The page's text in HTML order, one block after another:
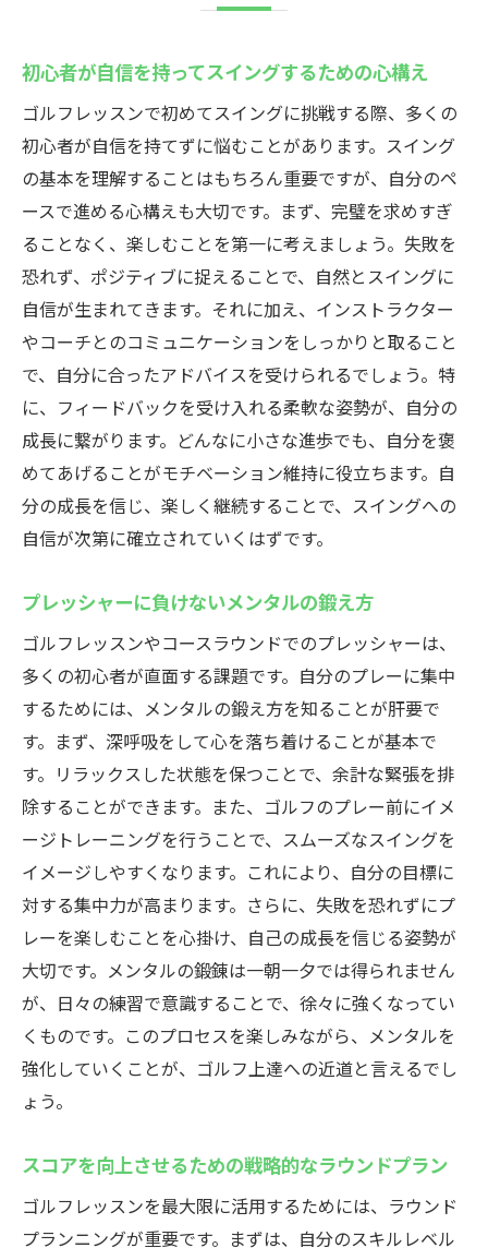
初心者が自信を持ってスイングするための心構え
ゴルフレッスンで初めてスイングに挑戦する際、多くの
初心者が自信を持てずに悩むことがあります。スイング
の基本を理解することはもちろん重要ですが、自分のペ
ースで進める心構えも大切です。まず、完璧を求めすぎ
ることなく、楽しむことを第一に考えましょう。失敗を
恐れず、ポジティブに捉えることで、自然とスイングに
自信が生まれてきます。それに加え、インストラクター
やコーチとのコミュニケーションをしっかりと取ること
で、自分に合ったアドバイスを受けられるでしょう。特
に、フィードバックを受け入れる柔軟な姿勢が、自分の
成長に繋がります。どんなに小さな進歩でも、自分を褒
めてあげることがモチベーション維持に役立ちます。自
分の成長を信じ、楽しく継続することで、スイングへの
自信が次第に確立されていくはずです。
プレッシャーに負けないメンタルの鍛え方
ゴルフレッスンやコースラウンドでのプレッシャーは、
多くの初心者が直面する課題です。自分のプレーに集中
するためには、メンタルの鍛え方を知ることが肝要で
す。まず、深呼吸をして心を落ち着けることが基本で
す。リラックスした状態を保つことで、余計な緊張を排
除することができます。また、ゴルフのプレー前にイメ
ージトレーニングを行うことで、スムーズなスイングを
イメージしやすくなります。これにより、自分の目標に
対する集中力が高まります。さらに、失敗を恐れずにプ
レーを楽しむことを心掛け、自己の成長を信じる姿勢が
大切です。メンタルの鍛錬は一朝一夕では得られません
が、日々の練習で意識することで、徐々に強くなってい
くものです。このプロセスを楽しみながら、メンタルを
強化していくことが、ゴルフ上達への近道と言えるでし
ょう。
スコアを向上させるための戦略的なラウンドプラン
ゴルフレッスンを最大限に活用するためには、ラウンド
プランニングが重要です。まずは、自分のスキルレベル